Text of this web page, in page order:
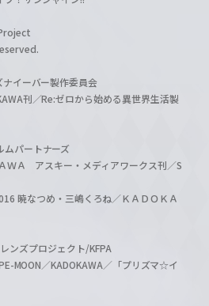
イーバー製作委員会
刊／Re:ゼロから始める異世界生活製
パートナーズ
ＷＡ アスキー・メディアワークス刊／S
暁なつめ・三嶋くろね／ＫＡＤＯＫＡ
ズプロジェクト/KFPA
MOON／KADOKAWA／「プリズマ☆イ